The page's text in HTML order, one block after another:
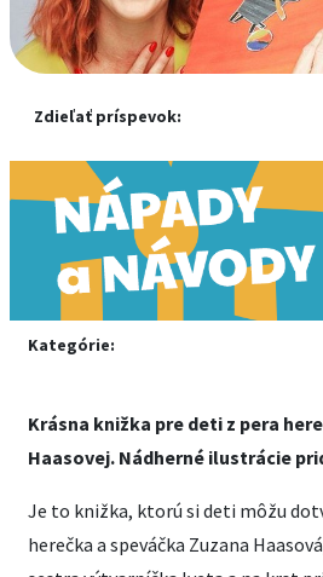
Zdieľať príspevok:
Kategórie:
Krásna knižka pre deti z pera
Haasovej. Nádherné ilustrácie
Je to knižka, ktorú si deti môžu
herečka a speváčka Zuzana